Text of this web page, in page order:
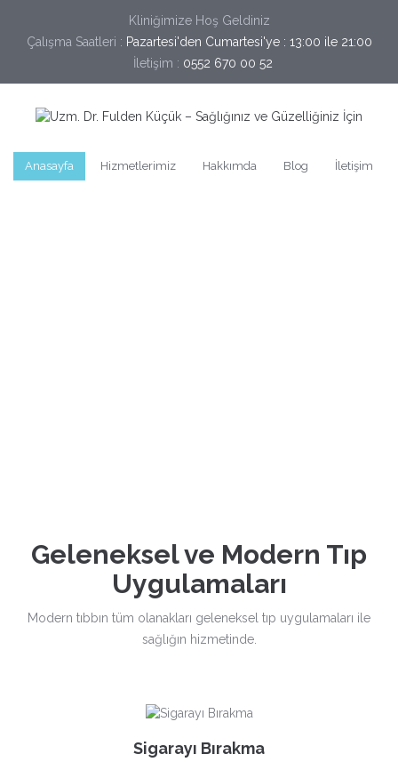
Kliniğimize Hoş Geldiniz
Çalışma Saatleri : Pazartesi'den Cumartesi'ye : 13:00 ile 21:00
İletişim : 0552 670 00 52
Anasayfa Hizmetlerimiz Hakkımda Blog İletişim
Geleneksel ve Modern Tıp
Uygulamaları
Modern tıbbın tüm olanakları geleneksel tıp uygulamaları ile
sağlığın hizmetinde.
Sigarayı Bırakma